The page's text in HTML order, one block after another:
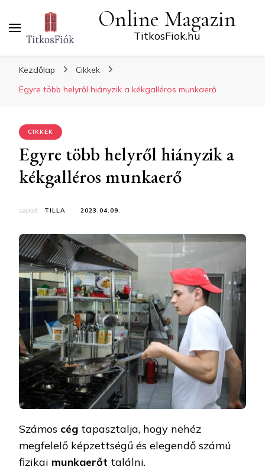
Online Magazin
TitkosFiok.hu
Kezdőlap
Cikkek
Egyre több helyről hiányzik a kékgalléros munkaerő
CIKKEK
Egyre több helyről hiányzik a
kékgalléros munkaerő
szerző: TILLA 2023.04.09.
Számos cég tapasztalja, hogy nehéz
megfelelő képzettségű és elegendő számú
fizikai munkaerőt találni.